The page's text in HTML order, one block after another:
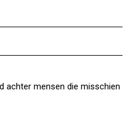
achter mensen die misschien